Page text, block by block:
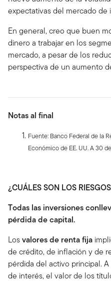
expectativas del mercado de
En general, creo que buen
dinero a trabajar en los
mercado, a pesar de los
perspectiva de un aumento
Notas al final
Fuente: Banco Federal de la
Económico de EE. UU. A 30
¿CUÁLES SON LOS
Todas las inversiones
pérdida de capital.
Losvalores de renta fija
de crédito, de inflación y de
pérdida del activo principal.
de interés, el valor de los